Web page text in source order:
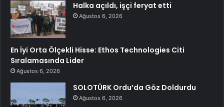
Halka açıldı, işçi feryat etti
Ağustos 6, 2026
En İyi Orta Ölçekli Hisse: Ethos Technologies Citi
Sıralamasında Lider
Ağustos 6, 2026
SOLOTÜRK Ordu’da Göz Doldurdu
Ağustos 6, 2026